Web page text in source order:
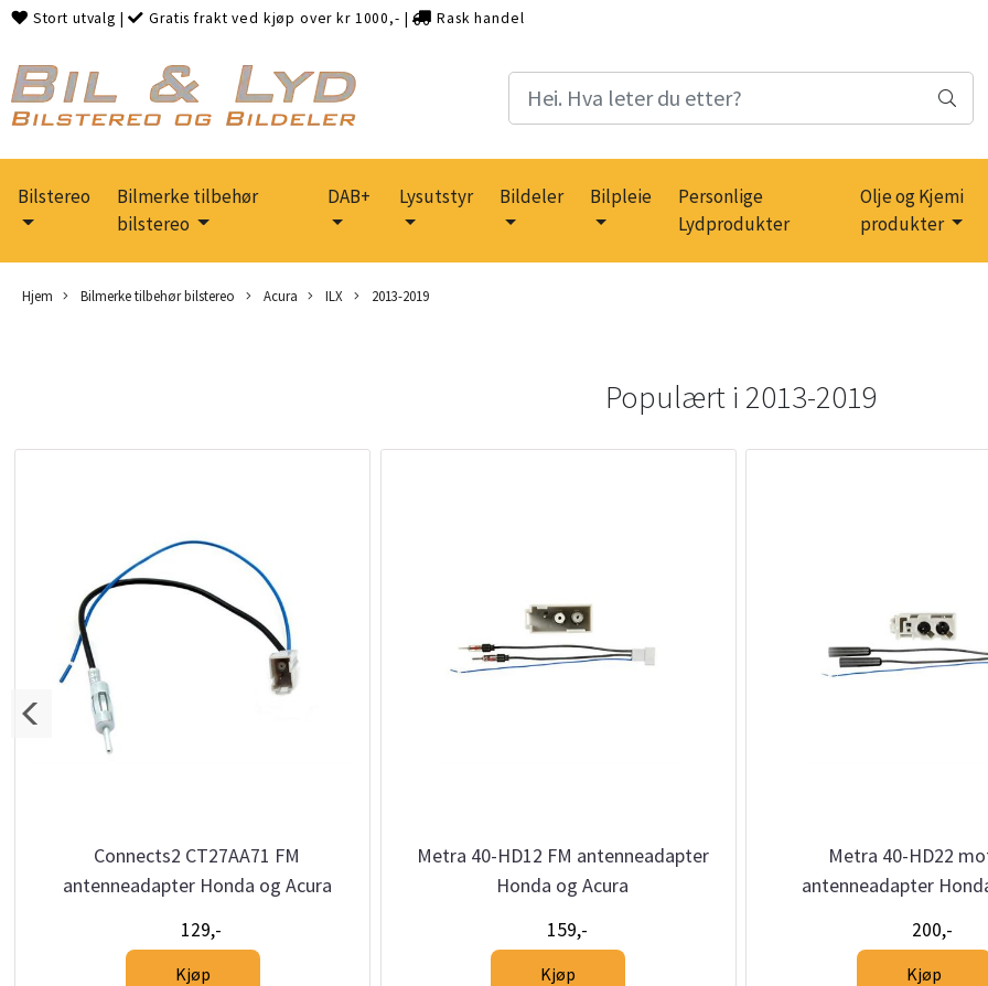
Stort utvalg | Gratis frakt ved kjøp over kr 1000,- | Rask handel
Bilstereo
Bilmerke tilbehør
bilstereo
DAB+ Lysutstyr Bildeler Bilpleie
Personlige
Lydprodukter
Olje og Kjemi
produkter
Hjem Bilmerke tilbehør bilstereo Acura ILX 2013-2019
Populært i 2013-2019
Connects2 CT27AA71 FM
antenneadapter Honda og Acura
129,-
Kjøp
Metra 40-HD12 FM antenneadapter
Honda og Acura
159,-
Kjøp
Metra 40-HD22
antenneadapter
200,-
Kjøp